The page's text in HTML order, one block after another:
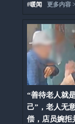
#暖闻 更多内容 >
“善待老人就
己”，老人无
偿，店员婉拒